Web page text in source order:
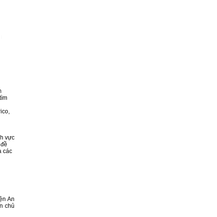
vực
các
An
chủ